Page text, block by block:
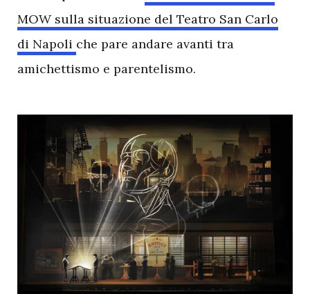
MOW sulla situazione del Teatro San Carlo
di Napoli che pare andare avanti tra
amichettismo e parentelismo.